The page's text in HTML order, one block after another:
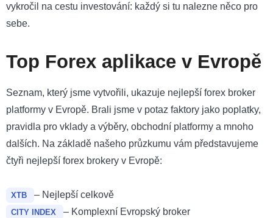
vykročil na cestu investování: každý si tu nalezne něco pro
sebe.
Top Forex aplikace v Evropě
Seznam, který jsme vytvořili, ukazuje nejlepší forex broker
platformy v Evropě. Brali jsme v potaz faktory jako poplatky,
pravidla pro vklady a výběry, obchodní platformy a mnoho
dalších. Na základě našeho průzkumu vám představujeme
čtyři nejlepší forex brokery v Evropě:
XTB – Nejlepší celkově
CITY INDEX – Komplexní Evropský broker